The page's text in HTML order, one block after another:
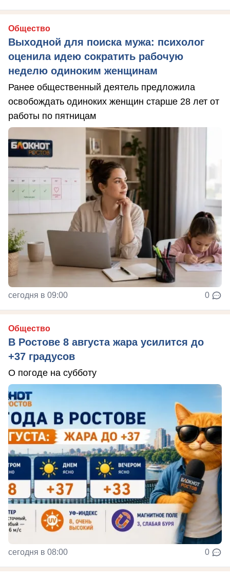
Общество
Выходной для поиска мужа: психолог
оценила идею сократить рабочую
неделю одиноким женщинам
Ранее общественный деятель предложила
освобождать одиноких женщин старше 28 лет от
работы по пятницам
сегодня в 09:00 0
Общество
В Ростове 8 августа жара усилится до
+37 градусов
О погоде на субботу
сегодня в 08:00 0